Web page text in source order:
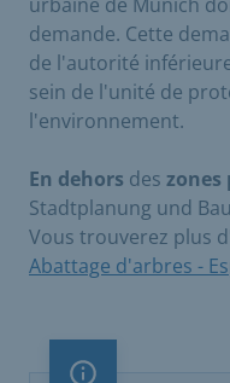
demande. Cette
de l'autorité
sein de l'unité de
l'environnement.
En dehors des zones
Stadtplanung und
Vous trouverez plus
Abattage d'arbres -